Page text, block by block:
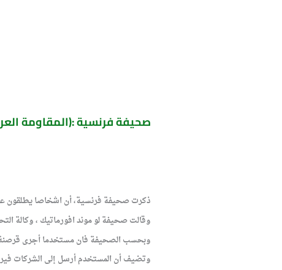
صحيفة فرنسية :(المقاومة
ذكرت صحيفة فرنسية، أن اشخاصا يطلقون على
وقالت صحيفة لو موند افورماتيك ، وكالة
وبحسب الصحيفة فان مستخدما أجرى قرصنة
وتضيف أن المستخدم أرسل إلى الشركات